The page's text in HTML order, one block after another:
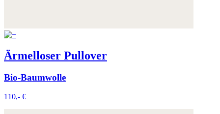
Ärmelloser Pullover
Bio-Baumwolle
110,- €